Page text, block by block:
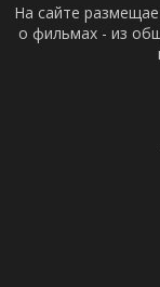
На сайте
о фильмах - из